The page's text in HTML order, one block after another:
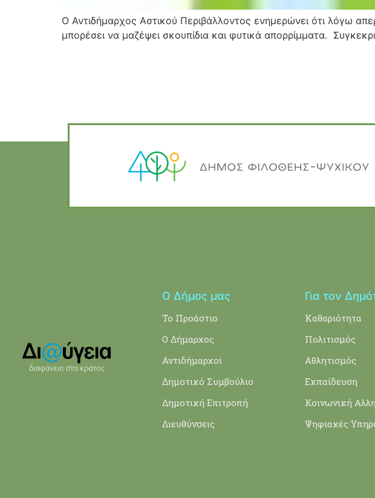
Ο Αντιδήμαρχος Αστικού Περιβάλλοντος ενημερώνει ότι λόγω
μπορέσει να μαζέψει σκουπίδια και φυτικά απορρίμματα.
Ο Δήμος μας
Το Προάστιο
Ο Δήμαρχος
Αντιδήμαρχοι
Δημοτικό Συμβούλιο
Δημοτική Επιτροπή
Διευθύνσεις
Για τον
Καθαριότητα
Πολιτισμός
Αθλητισμός
Εκπαίδευση
Κοινωνική
Ψηφιακές